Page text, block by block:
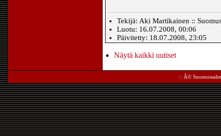
Tekijä: Aki Martikainen ::
Luotu: 16.07.2008, 00:06
Päivitetty: 18.07.2008, 23:05
Näytä kaikki uutiset
:: Â©